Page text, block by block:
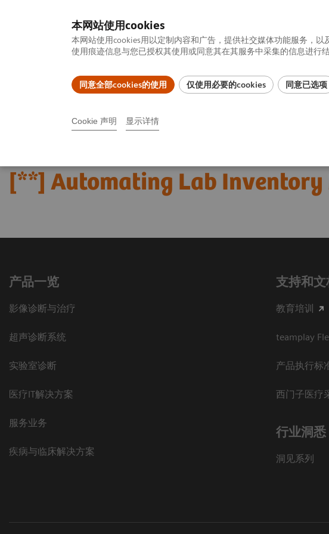
本网站使用cookies
本网站使用cookies用以定制内容和广告，提供社交媒体功能服务，
使用痕迹信息与您已授权其使用或同意其在其服务中采集的信息进行
同意全部cookies的使用 仅使用必要的cookies 同意已选项
Cookie 声明 显示详情
[**] Automating Lab Inventory
产品一览
影像诊断与治疗
超声诊断系统
实验室诊断
医疗IT解决方案
服务业务
疾病与临床解决方案
支持和文
教育培训
teamplay
产品执行标
西门子医疗
行业洞悉
洞见系列